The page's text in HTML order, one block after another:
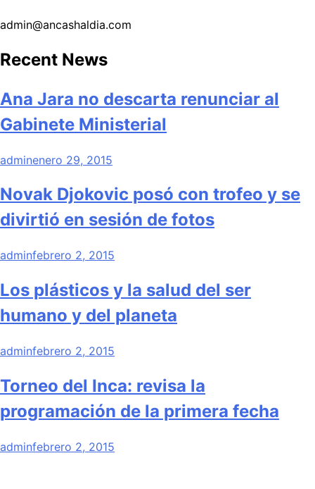
admin@ancashaldia.com
Recent News
Ana Jara no descarta renunciar al
Gabinete Ministerial
adminenero 29, 2015
Novak Djokovic posó con trofeo y se
divirtió en sesión de fotos
adminfebrero 2, 2015
Los plásticos y la salud del ser
humano y del planeta
adminfebrero 2, 2015
Torneo del Inca: revisa la
programación de la primera fecha
adminfebrero 2, 2015